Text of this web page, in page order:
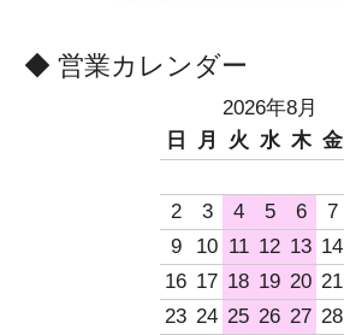
◆ 営業カレンダー
2026年8月
日
月 火 水 木 金
2
3 4 5 6 7
9
10 11 12 13 14
16 17 18 19 20 21
23 24 25 26 27 28